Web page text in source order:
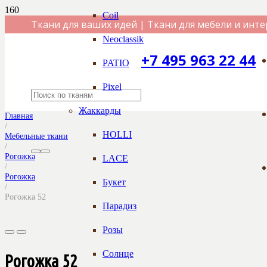
Ткани для ваших идей | Ткани для мебели и
+7 495 963 22 44
Coil
Neoclassik
PATIO
Pixel
Жаккарды
HOLLI
LACE
Букет
Парадиз
Розы
Солнце
Главная
/
Мебельные ткани
/
Рогожка
/
Рогожка
/
Рогожка 52
Рогожка 52